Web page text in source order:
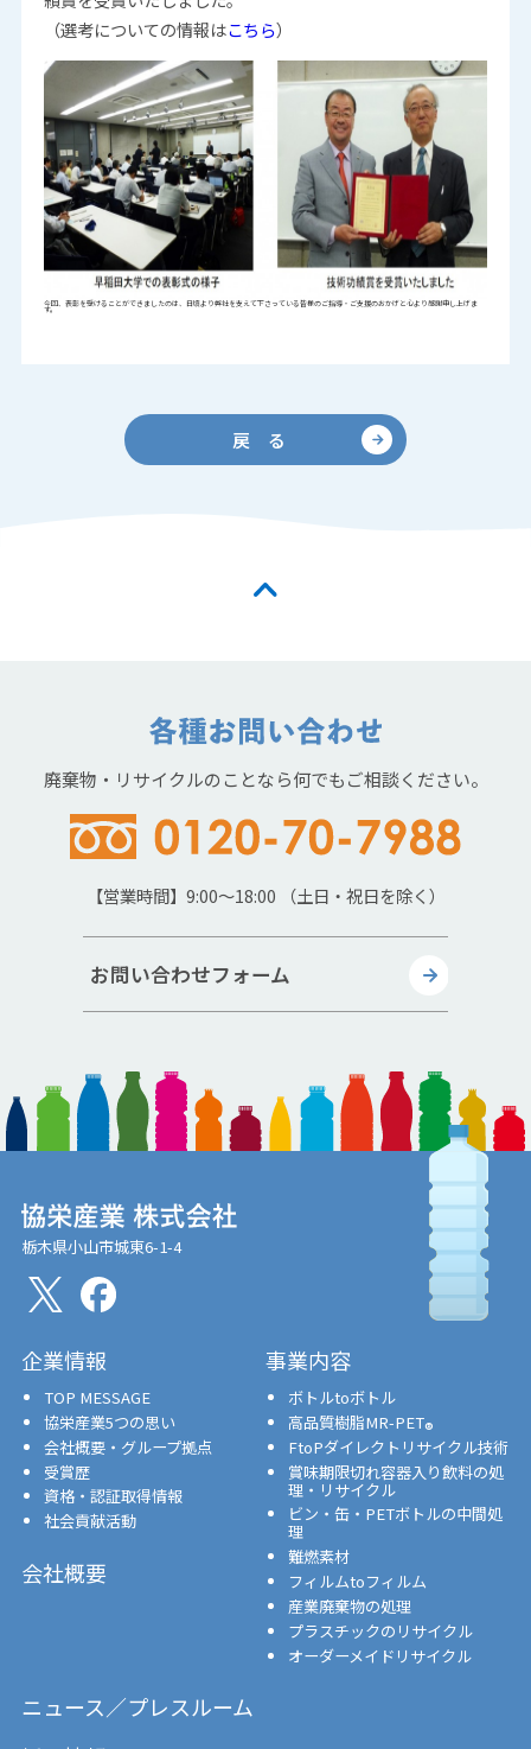
（選考についての情報はこちら）
今回、表彰を受けることができましたのは、日頃より弊社を支えて下さっている皆様のご指導・ご支援のおかげと心より感謝申し上げま
す。
戻 る
廃棄物・リサイクルのことなら何でもご相談ください。
【営業時間】9:00～18:00 （土日・祝日を除く）
お問い合わせフォーム
栃木県小山市城東6-1-4
企業情報
TOP MESSAGE
協栄産業5つの思い
会社概要・グループ拠点
受賞歴
資格・認証取得情報
社会貢献活動
会社概要
事業内容
ボトルtoボトル
高品質樹脂MR-PET®
FtoPダイレクトリサイクル技術
賞味期限切れ容器入り飲料の処
理・リサイクル
ビン・缶・PETボトルの中間処
理
難燃素材
フィルムtoフィルム
産業廃棄物の処理
プラスチックのリサイクル
オーダーメイドリサイクル
ニュース／プレスルーム